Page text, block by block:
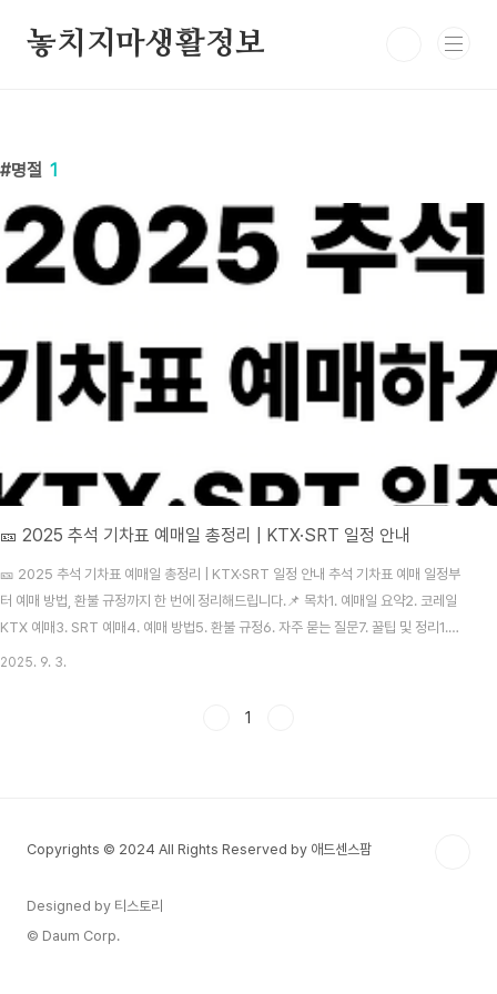
놓치지마생활정보
명절 1
🎫 2025 추석 기차표 예매일 총정리 | KTX·SRT 일정 안내
🎫 2025 추석 기차표 예매일 총정리 | KTX·SRT 일정 안내 추석 기차표 예매 일정부
터 예매 방법, 환불 규정까지 한 번에 정리해드립니다.📌 목차1. 예매일 요약2. 코레일
KTX 예매3. SRT 예매4. 예매 방법5. 환불 규정6. 자주 묻는 질문7. 꿀팁 및 정리1.
2025 추석 기차표 예매일 요약 구분KTX(코레일)SRT예매 기간9월 15일(월) ~ 18일
2025. 9. 3.
1
Copyrights © 2024 All Rights Reserved by 애드센스팜
Designed by 티스토리
© Daum Corp.